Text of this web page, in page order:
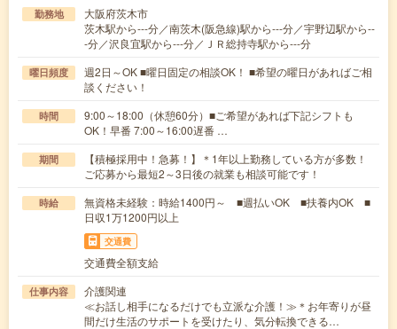
勤務地
大阪府茨木市
茨木駅から---分／南茨木(阪急線)駅から---分／宇野辺駅から--
-分／沢良宜駅から---分／ＪＲ総持寺駅から---分
曜日頻度
週2日～OK ■曜日固定の相談OK！ ■希望の曜日があればご相
談ください！
時間
9:00～18:00（休憩60分）■ご希望があれば下記シフトも
OK！早番 7:00～16:00遅番 …
期間
【積極採用中！急募！】＊1年以上勤務している方が多数！
ご応募から最短2～3日後の就業も相談可能です！
時給
無資格未経験：時給1400円～ ■週払いOK ■扶養内OK ■
日収1万1200円以上
交通費
交通費全額支給
仕事内容
介護関連
≪お話し相手になるだけでも立派な介護！≫＊お年寄りが昼
間だけ生活のサポートを受けたり、気分転換できる…